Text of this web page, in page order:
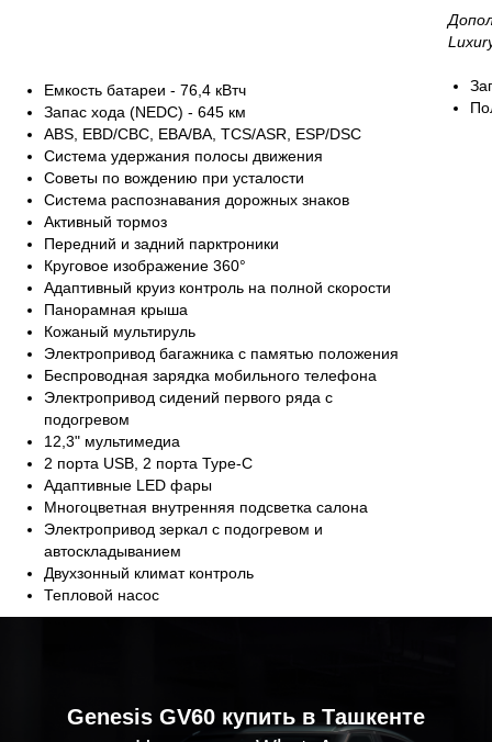
Емкость батареи - 76,4 кВтч
Запас хода (NEDC) - 645 км
ABS, EBD/CBC, EBA/BA, TCS/ASR, ESP/DSC
Система удержания полосы движения
Советы по вождению при усталости
Система распознавания дорожных знаков
Активный тормоз
Передний и задний парктроники
Круговое изображение 360°
Адаптивный круиз контроль на полной скорости
Панорамная крыша
Кожаный мультируль
Электропривод багажника с памятью положения
Беспроводная зарядка мобильного телефона
Электропривод сидений первого ряда с
подогревом
12,3" мультимедиа
2 порта USB, 2 порта Type-C
Адаптивные LED фары
Многоцветная внутренняя подсветка салона
Электропривод зеркал с подогревом и
автоскладыванием
Двухзонный климат контроль
Тепловой насос
Genesis GV60 купить в Ташкенте